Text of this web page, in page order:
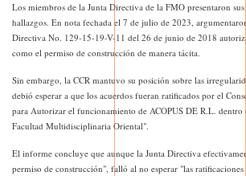
Los miembros de la Junta Directiva de la FMO presentaron sus
hallazgos. En nota fechada el 7 de julio de 2023,
Directiva No. 129-15-19-V-11 del 26 de junio de 2018
como el permiso de construcción de manera tácita.
Sin embargo, la CCR mantuvo su posición sobre las
debió esperar a que los acuerdos fueran ratificados por el
para Autorizar el funcionamiento de ACOPUS DE R.L. dentro
Facultad Multidisciplinaria Oriental".
El informe concluye que aunque la Junta Directiva
permiso de construcción", falló al no esperar "las